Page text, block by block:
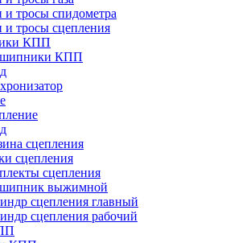
и тросы спидометра
и тросы сцепления
КПП
КПП
сцепления
сцепления
сцепления
выжимной
сцепления главный
сцепления рабочий